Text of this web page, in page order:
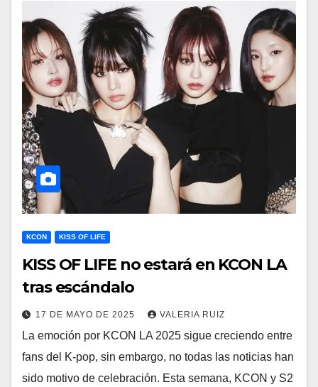
KCON KISS OF LIFE
KISS OF LIFE no estará en KCON LA
tras escándalo
17 DE MAYO DE 2025 VALERIA RUIZ
La emoción por KCON LA 2025 sigue creciendo entre
fans del K-pop, sin embargo, no todas las noticias han
sido motivo de celebración. Esta semana, KCON y S2